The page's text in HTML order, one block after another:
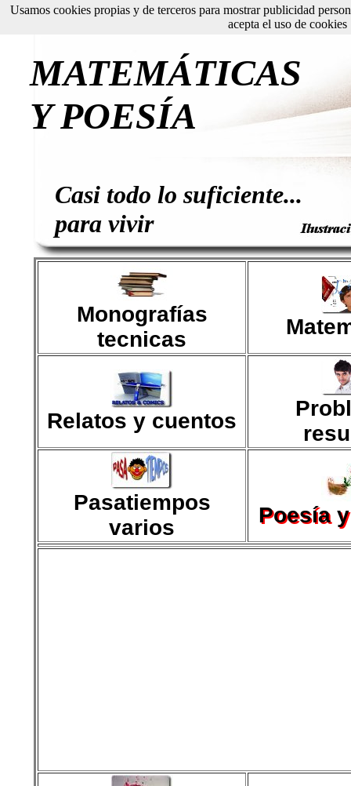
MATEMÁTICAS
Y POESÍA
Casi todo lo suficiente...
para vivir
Monografías
tecnicas
Relatos y cuentos
Pasatiempos
varios
Poesía
Usamos cookies propias y de terceros para mostrar publicidad
acepta el uso de cookies